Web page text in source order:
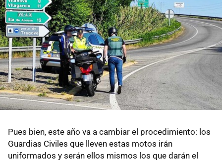
Pues bien, este año va a cambiar el procedimiento: los
Guardias Civiles que lleven estas motos irán
uniformados y serán ellos mismos los que darán el